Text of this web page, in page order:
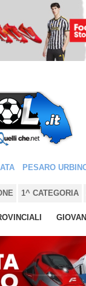
PESARO
1^ CATEGORIA